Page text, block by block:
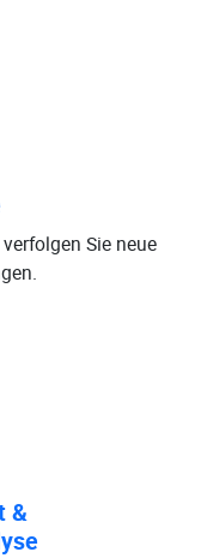
Sie neue
&